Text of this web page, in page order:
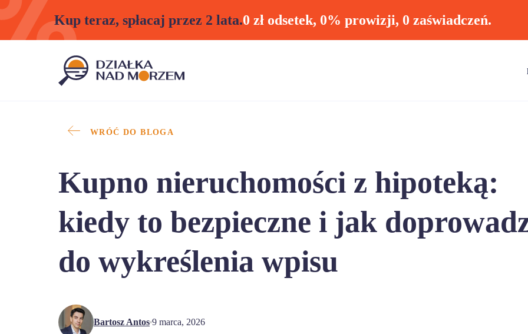
Kup teraz, spłacaj przez 2 lata.0 zł odsetek, 0% prowizji, 0 zaświadczeń.
WRÓĆ DO BLOGA
Kupno nieruchomości z hipoteką:
kiedy to bezpieczne i jak
do wykreślenia wpisu
Bartosz Antos 9 marca, 2026